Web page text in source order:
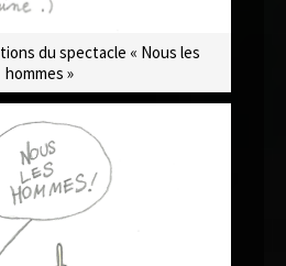
du spectacle « Nous les
hommes »